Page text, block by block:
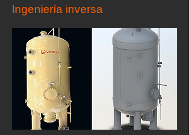
Ingeniería inversa